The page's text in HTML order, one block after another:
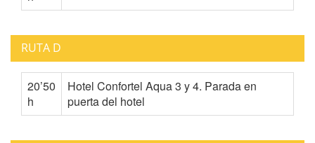
RUTA D
20’50
h
Hotel Confortel Aqua 3 y 4. Parada en
puerta del hotel